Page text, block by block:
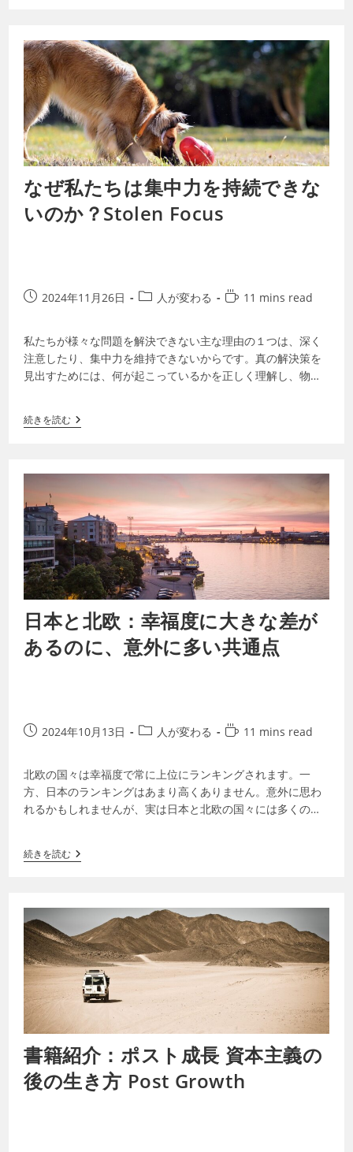
なぜ私たちは集中力を持続できな
いのか？Stolen Focus
2024年11月26日 人が変わる 11 mins read
私たちが様々な問題を解決できない主な理由の１つは、深く
注意したり、集中力を維持できないからです。真の解決策を
見出すためには、何が起こっているかを正しく理解し、物事
続きを読む
日本と北欧：幸福度に大きな差が
あるのに、意外に多い共通点
2024年10月13日 人が変わる 11 mins read
北欧の国々は幸福度で常に上位にランキングされます。一
方、日本のランキングはあまり高くありません。意外に思わ
れるかもしれませんが、実は日本と北欧の国々には多くの文
続きを読む
書籍紹介：ポスト成長 資本主義の
後の生き方 Post Growth